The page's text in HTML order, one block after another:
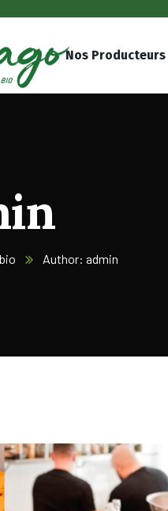
Nos Producteurs
Author: admin